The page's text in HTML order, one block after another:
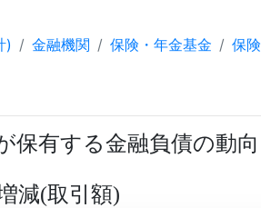
) 金融機関 保険・年金基金 保険
保有する金融負債の動向
減(取引額)